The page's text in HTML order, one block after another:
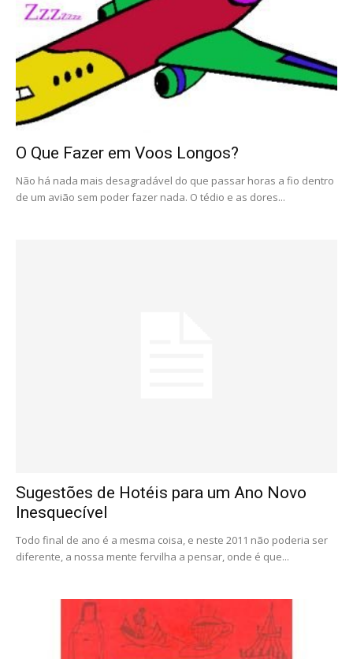
O Que Fazer em Voos Longos?
Não há nada mais desagradável do que passar horas a fio dentro
de um avião sem poder fazer nada. O tédio e as dores...
Sugestões de Hotéis para um Ano Novo
Inesquecível
Todo final de ano é a mesma coisa, e neste 2011 não poderia ser
diferente, a nossa mente fervilha a pensar, onde é que...